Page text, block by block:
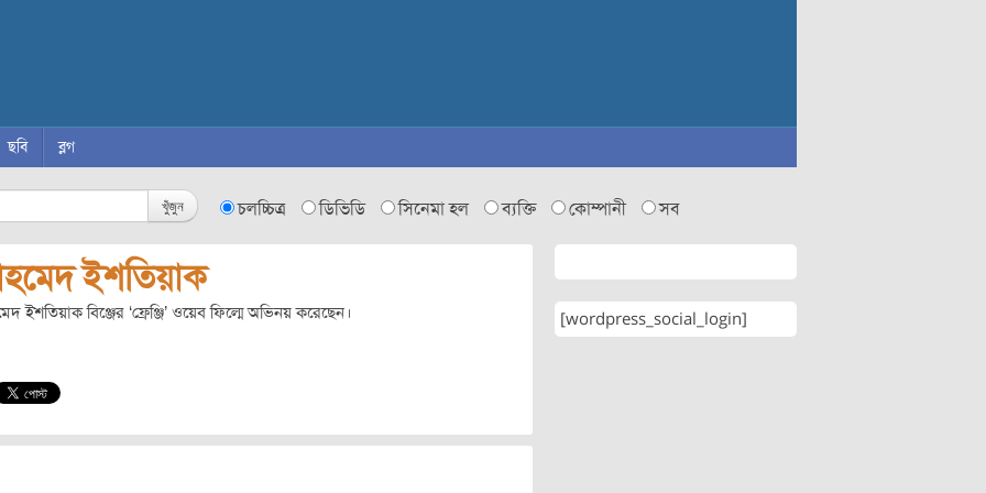
ছবি ব্লগ
খুঁজুন চলচ্চিত্র ডিভিডি সিনেমা হল ব্যক্তি কোম্পানী সব
ইশতিয়াক
ইশতিয়াক বিঞ্জের ‘ফ্রেঞ্জি’ ওয়েব ফিল্মে অভিনয় করেছেন। [wordpress_social_login]